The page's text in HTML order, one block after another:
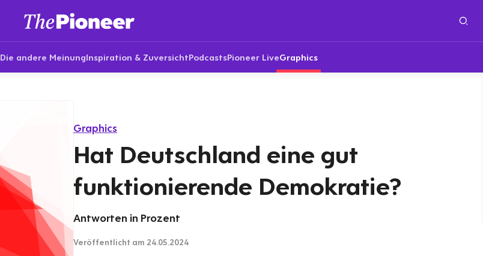
Die andere MeinungInspiration & ZuversichtPodcastsPioneer LiveGraphics
Graphics
Hat Deutschland eine gut
funktionierende Demokratie?
Antworten in Prozent
Veröffentlicht am 24.05.2024